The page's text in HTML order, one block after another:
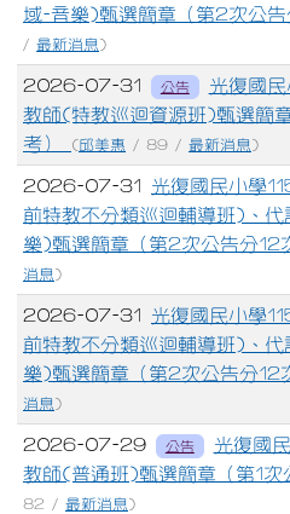
域-音樂)甄選簡章（第2次公告
/ 最新消息)
2026-07-31 公告
光復國
教師(特教巡迴資源班)甄選簡
考）
(邱美惠 / 89 / 最新消息)
2026-07-31 光復國民小學
前特教不分類巡迴輔導班)、
樂)甄選簡章（第2次公告分12
消息)
2026-07-31 光復國民小學
前特教不分類巡迴輔導班)、
樂)甄選簡章（第2次公告分12
消息)
2026-07-29 公告
光復國
教師(普通班)甄選簡章（第1次
82 / 最新消息)